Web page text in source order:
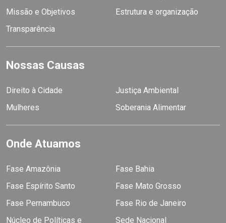
Missão e Objetivos
Estrutura e organização
Transparência
Nossas Causas
Direito à Cidade
Justiça Ambiental
Mulheres
Soberania Alimentar
Onde Atuamos
Fase Amazônia
Fase Bahia
Fase Espírito Santo
Fase Mato Grosso
Fase Pernambuco
Fase Rio de Janeiro
Núcleo de Políticas e
Sede Nacional